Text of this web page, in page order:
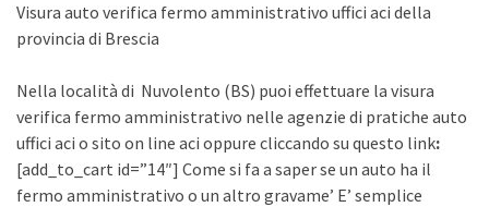
Visura auto verifica fermo amministrativo uffici aci della
provincia di Brescia
Nella località di Nuvolento (BS) puoi effettuare la visura
verifica fermo amministrativo nelle agenzie di pratiche auto
uffici aci o sito on line aci oppure cliccando su questo link:
[add_to_cart id=”14″] Come si fa a saper se un auto ha il
fermo amministrativo o un altro gravame’ E’ semplice